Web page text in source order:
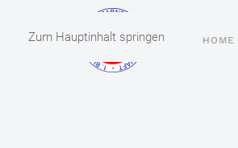
Zum Hauptinhalt springen HOME